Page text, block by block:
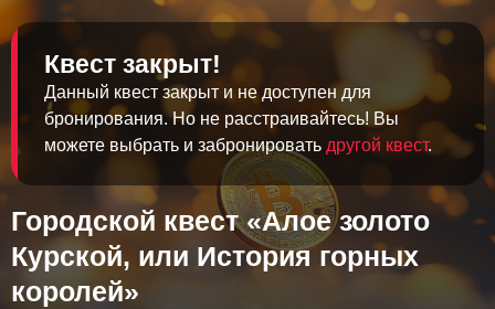
Квест закрыт!
Данный квест закрыт и не доступен для
бронирования. Но не расстраивайтесь! Вы
можете выбрать и забронировать другой квест.
Городской квест «Алое золото
Курской, или История горных
королей»